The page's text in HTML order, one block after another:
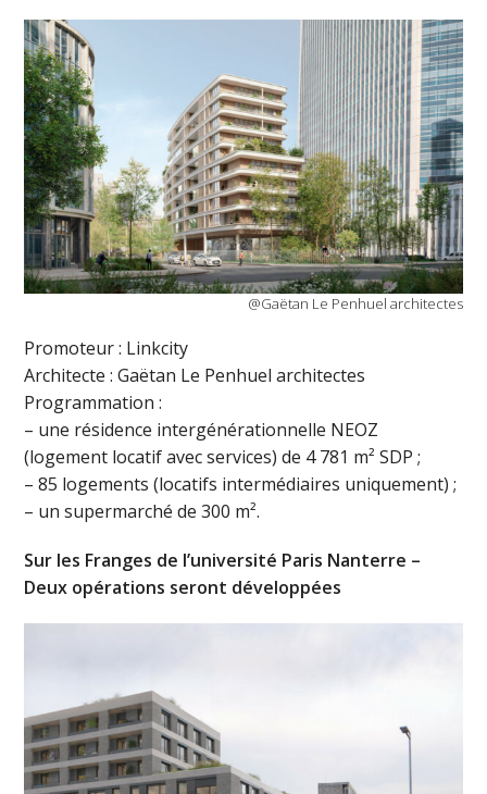
@Gaëtan Le Penhuel architectes
Promoteur : Linkcity
Architecte : Gaëtan Le Penhuel architectes
Programmation :
– une résidence intergénérationnelle NEOZ
(logement locatif avec services) de 4 781 m² SDP ;
– 85 logements (locatifs intermédiaires uniquement) ;
– un supermarché de 300 m².
Sur les Franges de l’université Paris Nanterre –
Deux opérations seront développées